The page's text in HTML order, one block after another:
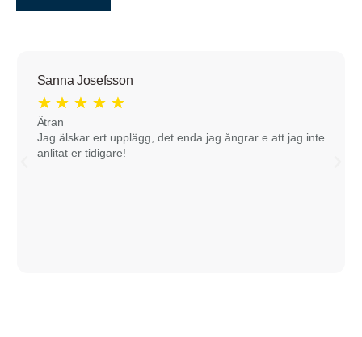
Sanna Josefsson
★ ★ ★ ★ ★
Ätran
Jag älskar ert upplägg, det enda jag ångrar e att jag inte
anlitat er tidigare!